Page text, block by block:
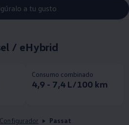
a tu gusto
/ eHybrid
Consumo combinado
4,9 - 7,4 L/100 km
Passat